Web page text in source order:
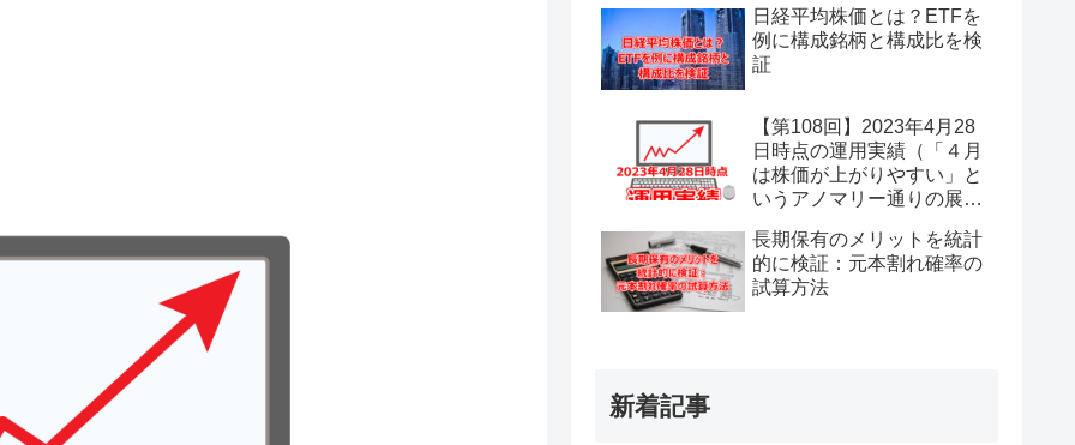
日経平均株価とは？ETFを
例に構成銘柄と構成比を検
証
【第108回】2023年4月28
日時点の運用実績（「４月
は株価が上がりやすい」と
いうアノマリー通りの展
カ月でした。）
長期保有のメリットを統計
的に検証：元本割れ確率の
試算方法
新着記事